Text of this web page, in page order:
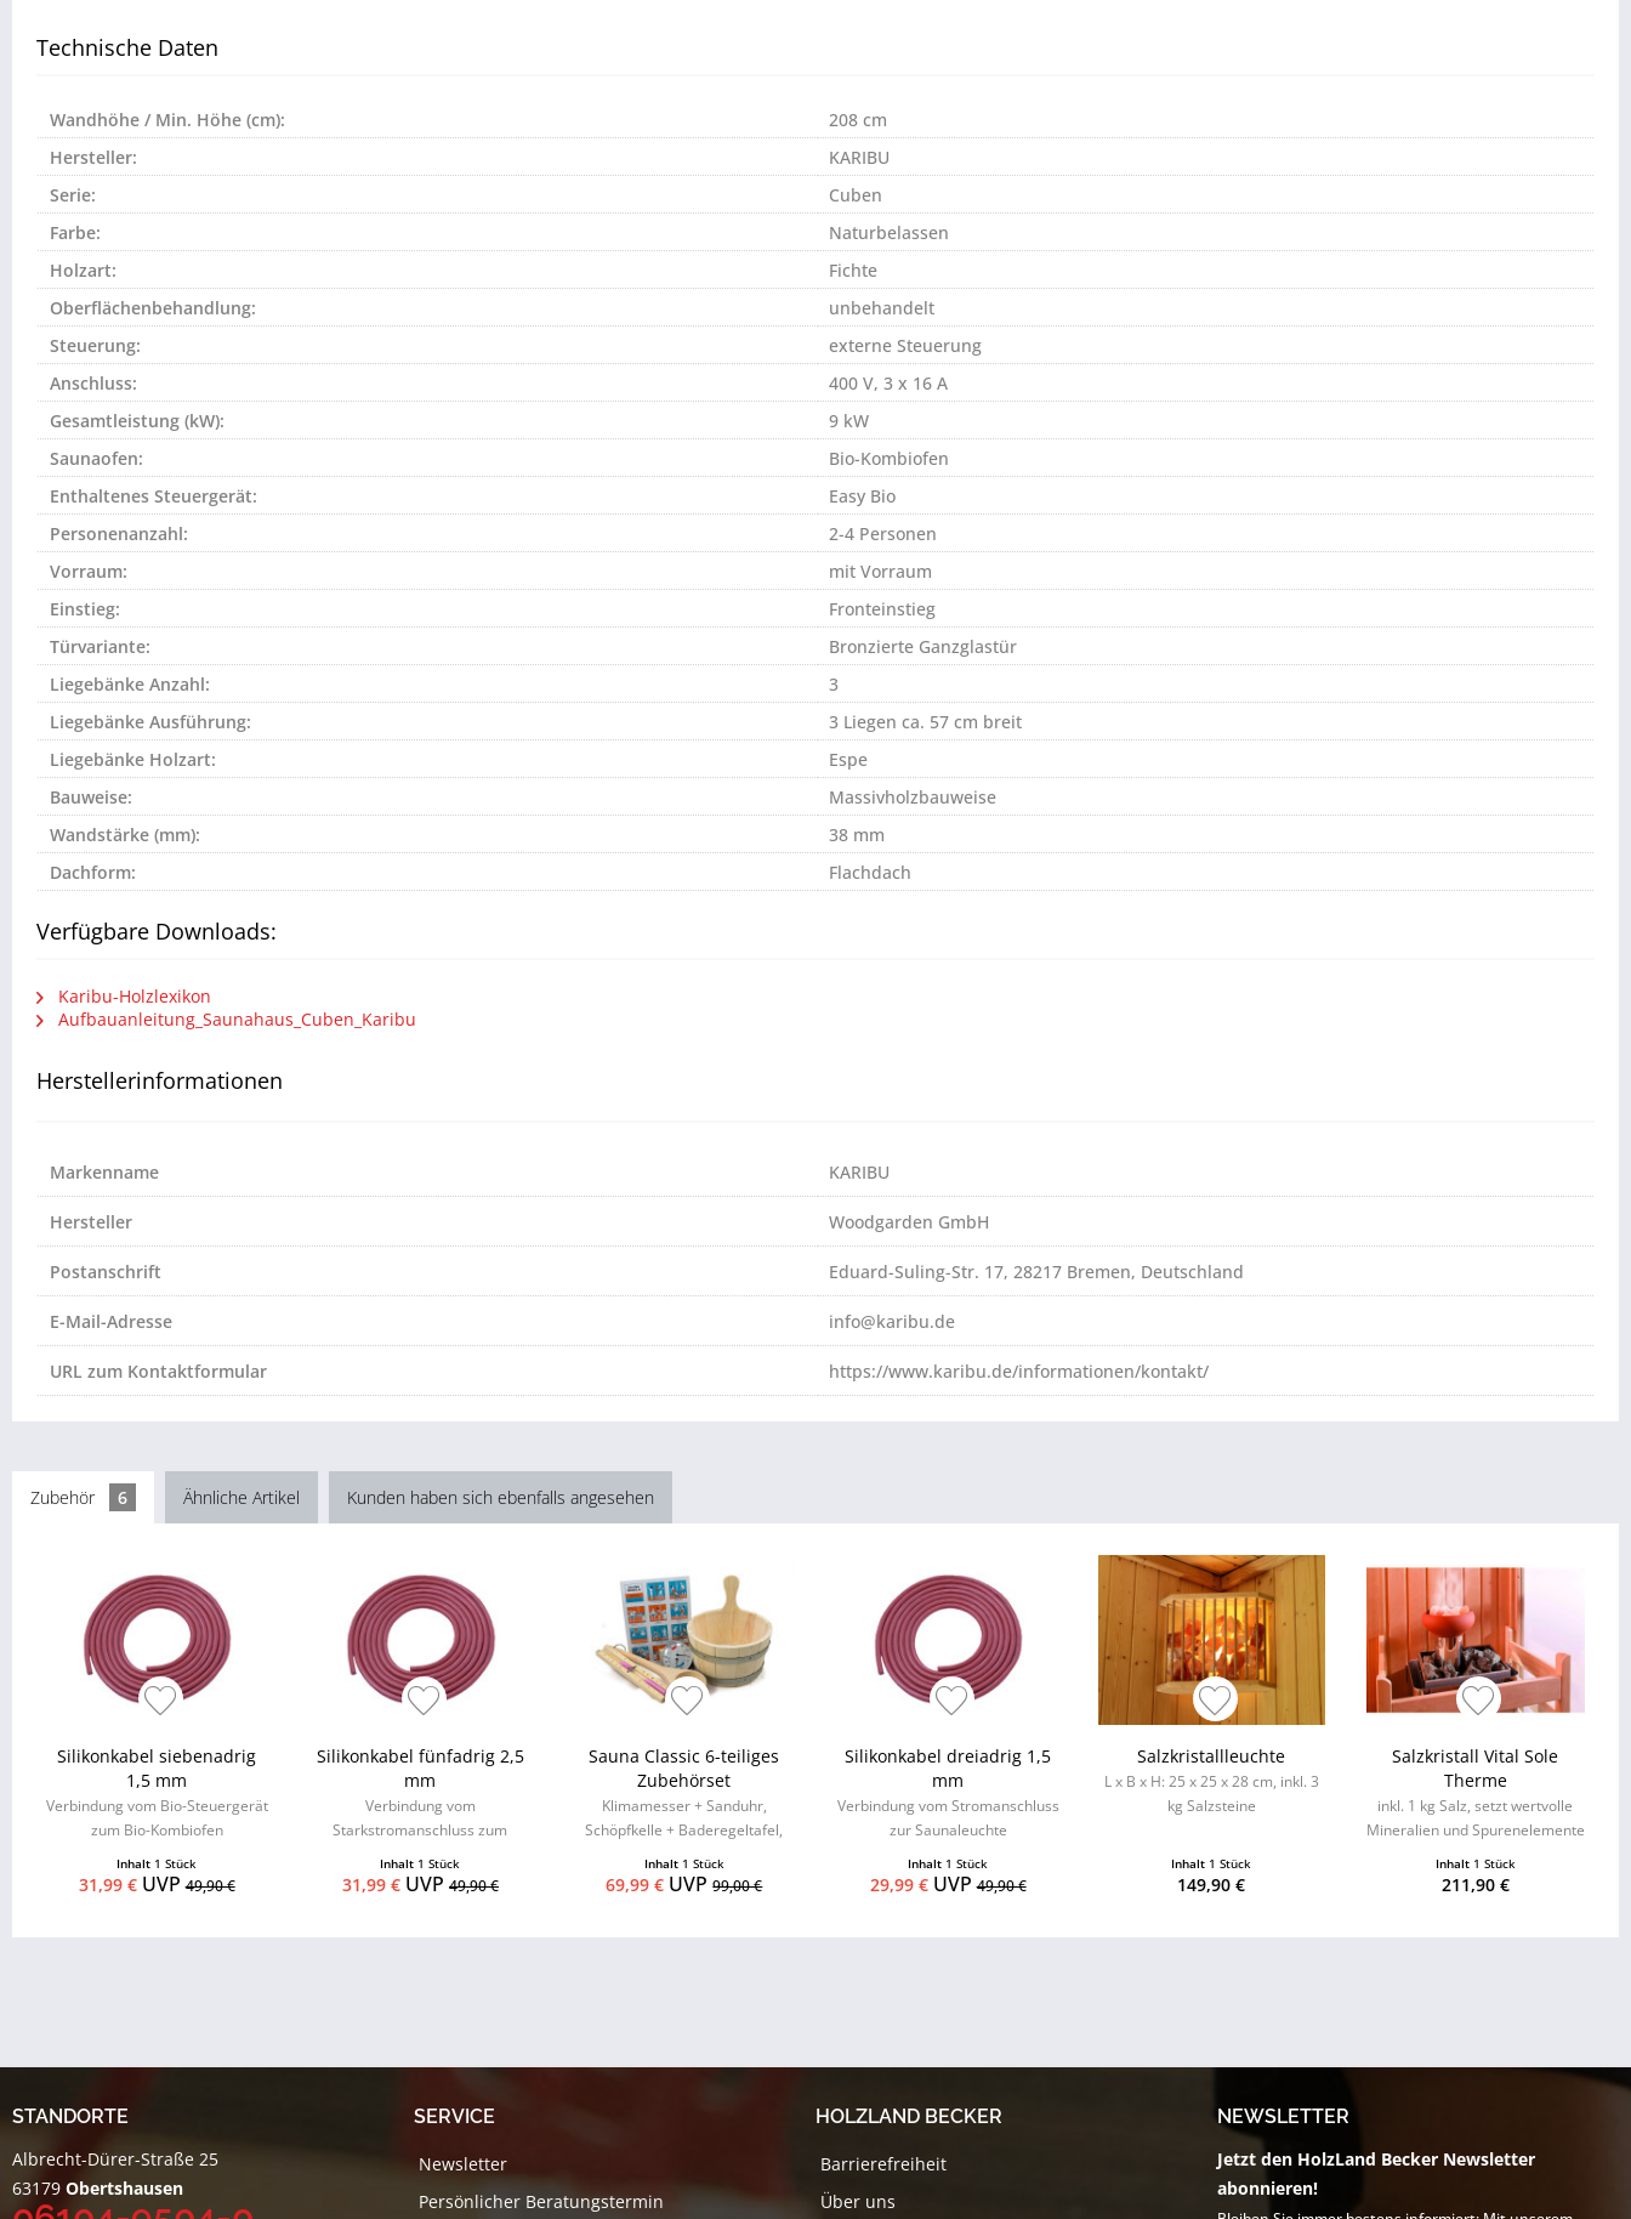
Technische Daten
Wandhöhe / Min. Höhe (cm):
208 cm
Hersteller:
KARIBU
Serie:
Cuben
Farbe:
Naturbelassen
Holzart:
Fichte
Oberflächenbehandlung:
unbehandelt
Steuerung:
externe Steuerung
Anschluss:
400 V, 3 x 16 A
Gesamtleistung (kW):
9 kW
Saunaofen:
Bio-Kombiofen
Enthaltenes Steuergerät:
Easy Bio
Personenanzahl:
2-4 Personen
Vorraum:
mit Vorraum
Einstieg:
Fronteinstieg
Türvariante:
Bronzierte Ganzglastür
Liegebänke Anzahl:
3
Liegebänke Ausführung:
3 Liegen ca. 57 cm breit
Liegebänke Holzart:
Espe
Bauweise:
Massivholzbauweise
Wandstärke (mm):
38 mm
Dachform:
Flachdach
Verfügbare Downloads:
Karibu-Holzlexikon
Aufbauanleitung_Saunahaus_Cuben_Karibu
Herstellerinformationen
Markenname KARIBU
Hersteller Woodgarden GmbH
Postanschrift Eduard-Suling-Str. 17, 28217 Bremen, Deutschland
E-Mail-Adresse info@karibu.de
URL zum Kontaktformular https://www.karibu.de/informationen/kontakt/
Zubehör 6 Ähnliche Artikel Kunden haben sich ebenfalls angesehen
Silikonkabel siebenadrig
1,5 mm
Verbindung vom Bio-Steuergerät
zum Bio-Kombiofen
Inhalt 1 Stück
31,99 €UVP49,90 €
Silikonkabel fünfadrig 2,5
mm
Verbindung vom
Starkstromanschluss zum
Inhalt 1 Stück
31,99 €UVP 49,90 €
Sauna Classic 6-teiliges
Zubehörset
Klimamesser + Sanduhr,
Schöpfkelle + Baderegeltafel,
Kunststoffeinsatz
Inhalt 1 Stück
69,99 € UVP99,00 €
Silikonkabel dreiadrig 1,5
mm
Verbindung vom Stromanschluss
zur Saunaleuchte
Inhalt 1 Stück
29,99 €UVP49,90 €
Salzkristallleuchte
L x B x H: 25 x 25 x 28 cm, inkl. 3
kg Salzsteine
Inhalt 1 Stück
149,90 €
Salzkristall Vital Sole
Therme
inkl. 1 kg Salz, setzt wertvolle
Mineralien und Spurenelemente
Inhalt 1 Stück
211,90 €
STANDORTE
Albrecht-Dürer-Straße 25
63179 Obertshausen
SERVICE
Newsletter
Persönlicher Beratungstermin
HOLZLAND BECKER
Barrierefreiheit
Über uns
NEWSLETTER
Jetzt den HolzLand Becker Newsletter
abonnieren!